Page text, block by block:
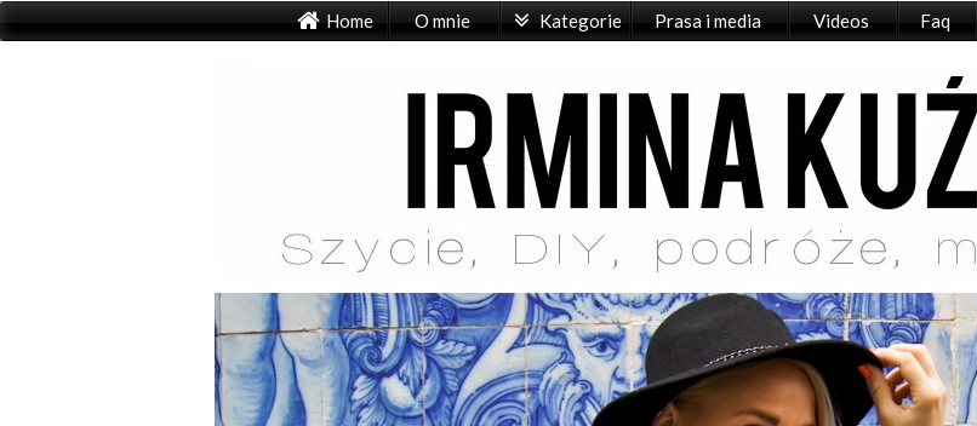
Home O mnie Kategorie Prasa i media Videos Faq